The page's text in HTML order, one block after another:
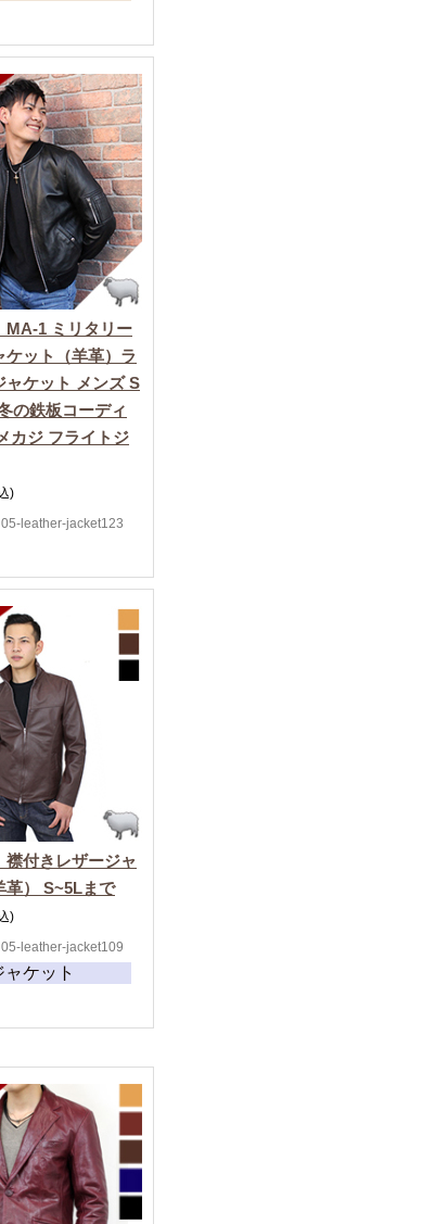
MA-1 ミリタリー
ケット（羊革）ラ
ャケット メンズ S
の鉄板コーディ
カジ フライトジ
)
leather-jacket123
襟付きレザージャ
革） S~5Lまで
)
leather-jacket109
ケット